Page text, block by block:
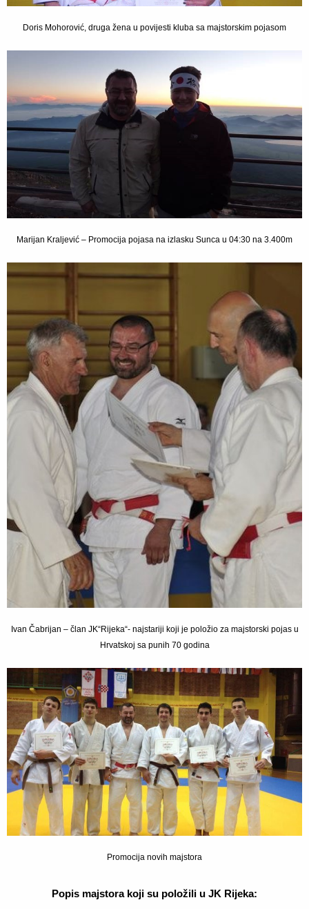
Doris Mohorović, druga žena u povijesti kluba sa majstorskim pojasom
Marijan Kraljević – Promocija pojasa na izlasku Sunca u 04:30 na 3.400m
Ivan Čabrijan – član JK“Rijeka“- najstariji koji je položio za majstorski pojas u
Hrvatskoj sa punih 70 godina
Promocija novih majstora
Popis majstora koji su položili u JK Rijeka: